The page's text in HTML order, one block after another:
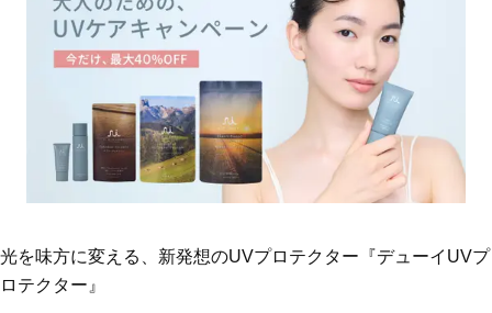
光を味方に変える、新発想のUVプロテクター『デューイUVプ
ロテクター』